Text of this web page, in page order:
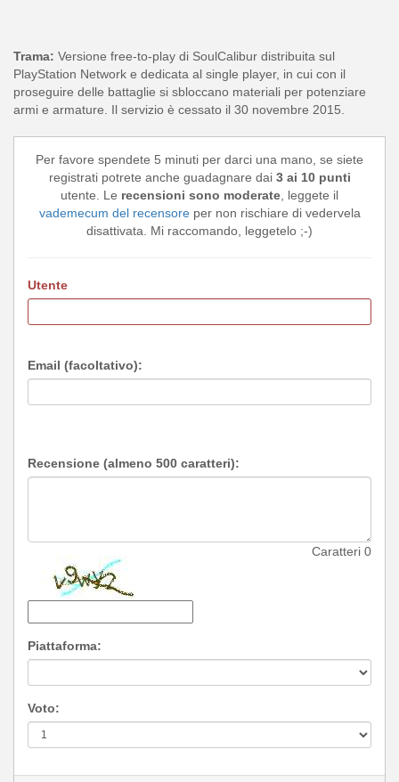
Trama: Versione free-to-play di SoulCalibur distribuita sul
PlayStation Network e dedicata al single player, in cui con il
proseguire delle battaglie si sbloccano materiali per potenziare
armi e armature. Il servizio è cessato il 30 novembre 2015.
Per favore spendete 5 minuti per darci una mano, se siete
registrati potrete anche guadagnare dai 3 ai 10 punti
utente. Le recensioni sono moderate, leggete il
vademecum del recensoreper non rischiare di vedervela
disattivata. Mi raccomando, leggetelo ;-)
Utente
Email (facoltativo):
Recensione (almeno 500 caratteri):
Caratteri 0
Piattaforma:
Voto: